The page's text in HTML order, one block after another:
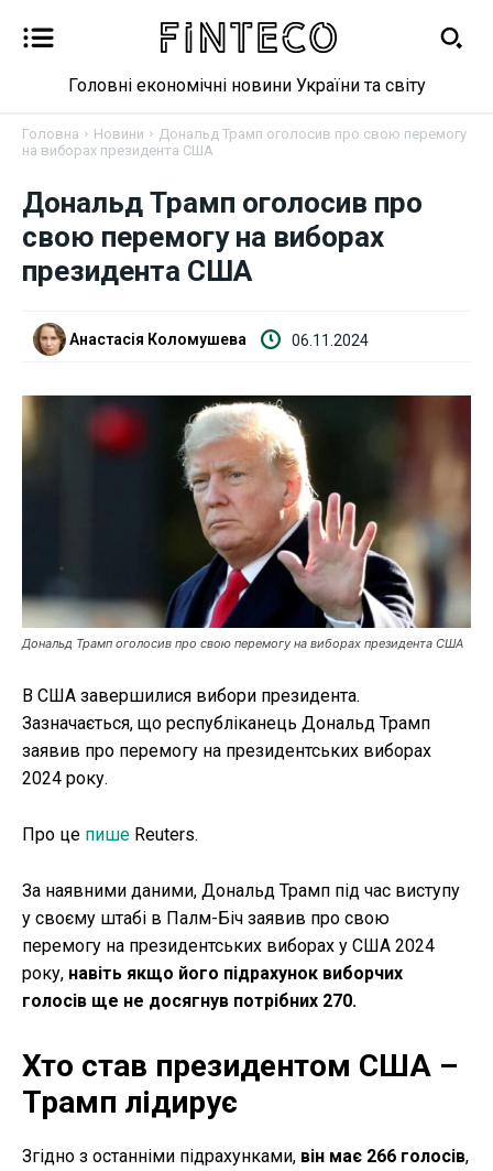
Новини
Бізнес
Криптовалюта
Робота і освіта
ФОП
Курс валют
Ми в соц. мережах
Головні економічні новини України та світу
Головна Новини
Дональд Трамп оголосив про свою перемогу
на виборах президента США
Дональд Трамп оголосив про
свою перемогу на виборах
президента США
Анастасія Коломушева 06.11.2024
Дональд Трамп оголосив про свою перемогу на виборах президента США
В США завершилися вибори президента.
Зазначається, що республіканець Дональд Трамп
заявив про перемогу на президентських виборах
2024 року.
Про це пише Reuters.
За наявними даними, Дональд Трамп під час виступу
у своєму штабі в Палм-Біч заявив про свою
перемогу на президентських виборах у США 2024
року, навіть якщо його підрахунок виборчих
голосів ще не досягнув потрібних 270.
Хто став президентом США –
Трамп лідирує
Згідно з останніми підрахунками, він має 266 голосів,